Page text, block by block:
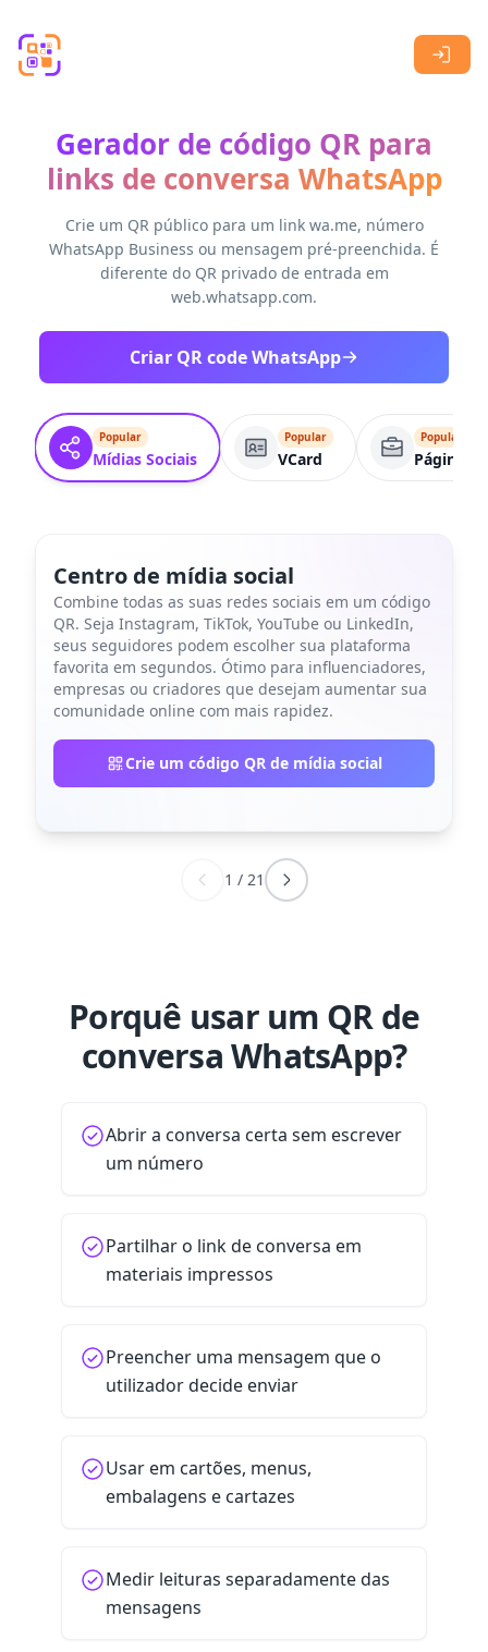
Gerador de código QR para
links de conversa WhatsApp
Crie um QR público para um link wa.me, número
WhatsApp Business ou mensagem pré-preenchida. É
diferente do QR privado de entrada em
web.whatsapp.com.
Criar QR code WhatsApp
Popular
Mídias Sociais
Popular
VCard
Popular
Página
Centro de mídia social
Combine todas as suas redes sociais em um código
QR. Seja Instagram, TikTok, YouTube ou LinkedIn,
seus seguidores podem escolher sua plataforma
favorita em segundos. Ótimo para influenciadores,
empresas ou criadores que desejam aumentar sua
comunidade online com mais rapidez.
Crie um código QR de mídia social
1 / 21
Porquê usar um QR de
conversa WhatsApp?
Abrir a conversa certa sem escrever
um número
Partilhar o link de conversa em
materiais impressos
Preencher uma mensagem que o
utilizador decide enviar
Usar em cartões, menus,
embalagens e cartazes
Medir leituras separadamente das
mensagens